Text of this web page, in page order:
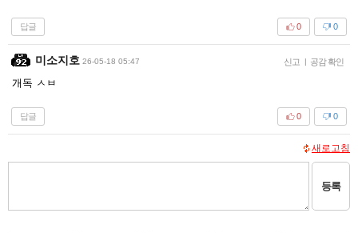
답글 0
0
미소지호 26-05-18 05:47 신고 | 공감 확인
개독 ㅅㅂ
답글 0
0
새로고침
등록